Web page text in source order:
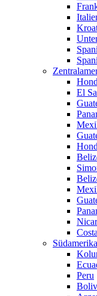
El
Südamerika
Peru